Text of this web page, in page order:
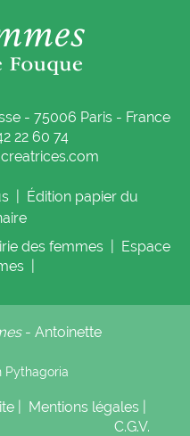
- 75006 Paris - France
22 60 74
|
Édition papier du
des femmes
Espace
- Antoinette
Pythagoria
Mentions légales
C.G.V.